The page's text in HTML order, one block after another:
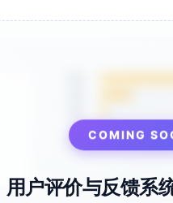
COMING
用户评价与反馈系